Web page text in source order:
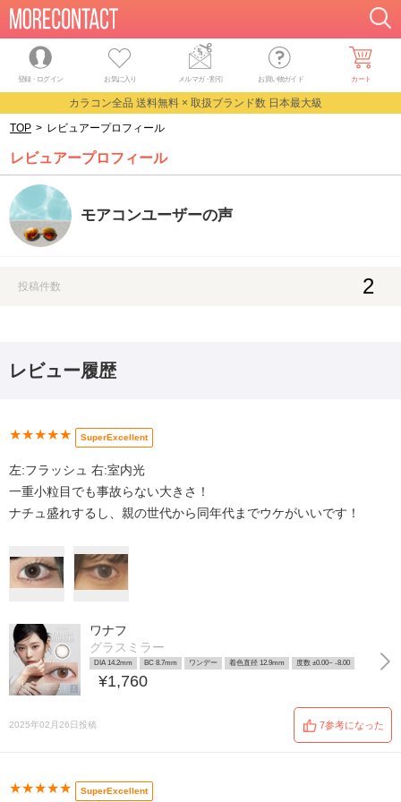
登録・ログイン お気に入り メルマガ・割引 お買い物ガイド カート
カラコン全品 送料無料 × 取扱ブランド数 日本最大級
TOP > レビュアープロフィール
レビュアープロフィール
モアコンユーザーの声
投稿件数 2
レビュー履歴
★★★★★ SuperExcellent
左:フラッシュ 右:室内光
一重小粒目でも事故らない大きさ！
ナチュ盛れするし、親の世代から同年代までウケがいいです！
ワナフ
グラスミラー
DIA 14.2mm BC 8.7mm ワンデー 着色直径 12.9mm 度数 ±0.00~ -8.00
¥1,760
2025年02月26日投稿 7参考になった
★★★★★ SuperExcellent